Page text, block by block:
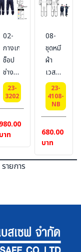
02-
กางเกง
ช็อป
ช่าง
ผ้า
คอม
ทวิว
แบบ
Style02
(มีจีบ)
สี :
กรม
23-
3202
980.00
บาท
08-
ชุดหมี
ผ้า
เวส
ปอยท์
#Style08
แบบ
ซิป
คาด
แทบ
สะท้อน
23-
4108-
NB
680.00
บาท
ายการ